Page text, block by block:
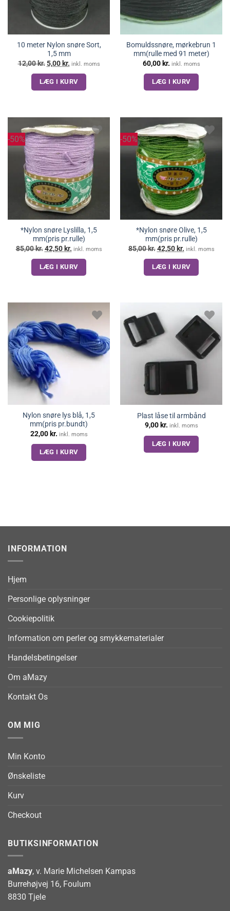
10 meter Nylon snøre Sort,
1,5 mm
12,00kr. Den
oprindelige
pris
var:
12,00 kr..
5,00 kr. Den
aktuelle
pris
er:
5,00 kr..
inkl. moms
LÆG I KURV
Bomuldssnøre, mørkebrun 1
mm(rulle med 91 meter)
60,00 kr. inkl. moms
LÆG I KURV
-50%
*Nylon snøre Lyslilla, 1,5
mm(pris pr.rulle)
85,00kr. Den
oprindelige
pris
var:
85,00 kr..
42,50 kr. Den
aktuelle
pris
er:
42,50 kr..
inkl. moms
LÆG I KURV
-50%
*Nylon snøre Olive, 1,5
mm(pris pr.rulle)
85,00kr. Den
oprindelige
pris
var:
85,00 kr..
42,50 kr. Den
aktuelle
pris
er:
42,50 kr..
inkl. moms
LÆG I KURV
Nylon snøre lys blå, 1,5
mm(pris pr.bundt)
22,00 kr. inkl. moms
LÆG I KURV
Plast låse til armbånd
9,00 kr. inkl. moms
LÆG I KURV
INFORMATION
Hjem
Personlige oplysninger
Cookiepolitik
Information om perler og smykkematerialer
Handelsbetingelser
Om aMazy
Kontakt Os
OM MIG
Min Konto
Ønskeliste
Kurv
Checkout
BUTIKSINFORMATION
aMazy, v. Marie Michelsen Kampas
Burrehøjvej 16, Foulum
8830 Tjele